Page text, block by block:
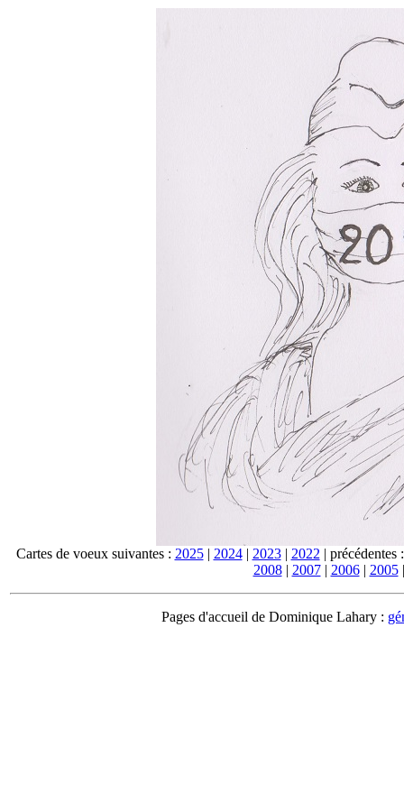
Cartes de voeux suivantes : 2025| 2024| 2023| 2022 | précédentes
2008| 2007| 2006| 2005
Pages d'accueil de Dominique Lahary :